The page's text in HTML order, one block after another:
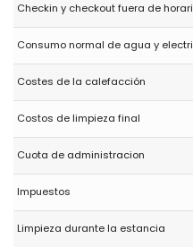
Checkin y checkout fuera de
Consumo normal de agua y
Costes de la calefacción
Costos de limpieza final
Cuota de administracion
Impuestos
Limpieza durante la estancia